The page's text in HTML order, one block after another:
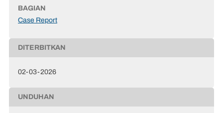
BAGIAN
Case Report
DITERBITKAN
02-03-2026
UNDUHAN